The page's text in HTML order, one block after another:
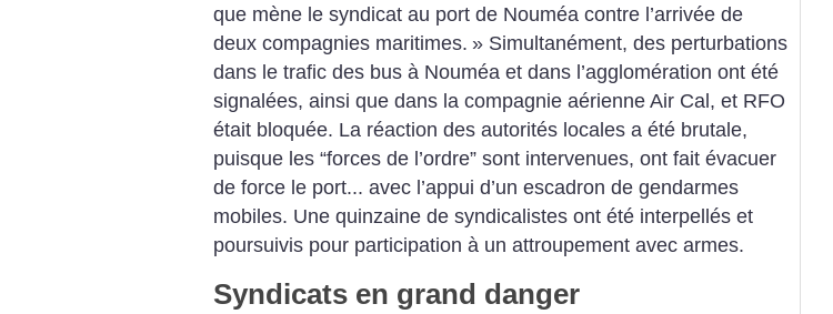
que mène le syndicat au port de Nouméa contre l’arrivée de
deux compagnies maritimes. » Simultanément, des perturbations
dans le trafic des bus à Nouméa et dans l’agglomération ont été
signalées, ainsi que dans la compagnie aérienne Air Cal, et RFO
était bloquée. La réaction des autorités locales a été brutale,
puisque les “forces de l’ordre” sont intervenues, ont fait évacuer
de force le port... avec l’appui d’un escadron de gendarmes
mobiles. Une quinzaine de syndicalistes ont été interpellés et
poursuivis pour participation à un attroupement avec armes.
Syndicats en grand danger